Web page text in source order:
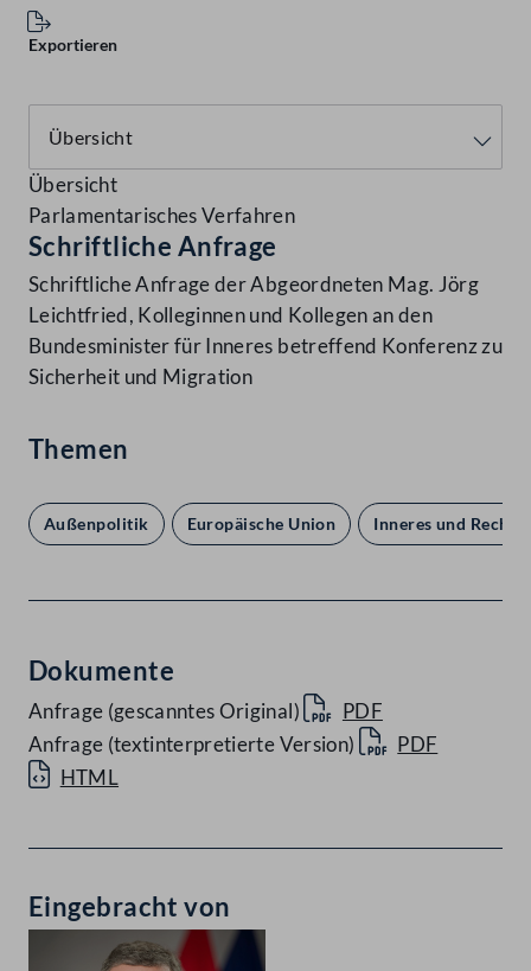
Exportieren
Übersicht
Parlamentarisches Verfahren
Schriftliche Anfrage
Schriftliche Anfrage der Abgeordneten Mag. Jörg
Leichtfried, Kolleginnen und Kollegen an den
Bundesminister für Inneres betreffend Konferenz zu
Sicherheit und Migration
Themen
Außenpolitik Europäische Union Inneres und Recht
Dokumente
Anfrage (gescanntes Original)
PDF
Anfrage (textinterpretierte Version)
PDF
HTML
Eingebracht von